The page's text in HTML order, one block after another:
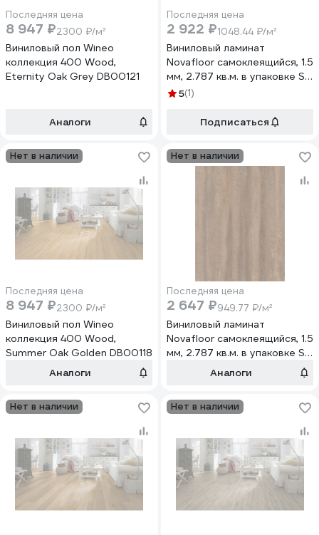
Последняя цена
8 947 ₽2300 ₽/м²
Виниловый пол Wineo
коллекция 400 Wood,
Eternity Oak Grey DB00121
Аналоги
Последняя цена
2 922 ₽1048.44 ₽/м²
Виниловый ламинат
Novafloor самоклеящийся, 1.5
мм, 2.787 кв.м. в упаковке S-
21 Дуб классический/Oak
5(1)
Подписаться
Нет в наличии
Последняя цена
8 947 ₽2300 ₽/м²
Виниловый пол Wineo
коллекция 400 Wood,
Summer Oak Golden DB00118
Аналоги
Нет в наличии
Последняя цена
2 647 ₽949.77 ₽/м²
Виниловый ламинат
Novafloor самоклеящийся, 1.5
мм, 2.787 кв.м. в упаковке S-
24 Дуб старинный/Oak
Аналоги
Нет в наличии Нет в наличии